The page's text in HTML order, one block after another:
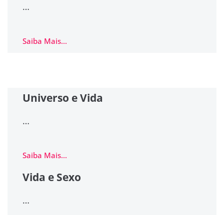
…
Saiba Mais...
Universo e Vida
…
Saiba Mais...
Vida e Sexo
…